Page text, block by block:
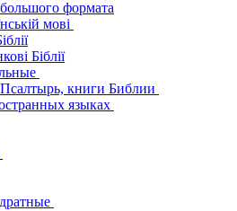
формата
мові
Біблії
книги Библии
языках